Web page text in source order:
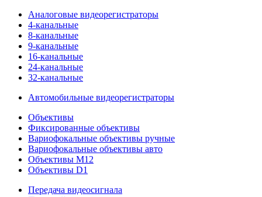
Аналоговые видеорегистраторы
4-канальные
8-канальные
9-канальные
16-канальные
24-канальные
32-канальные
Автомобильные видеорегистраторы
Объективы
Фиксированные объективы
Вариофокальные объективы ручные
Вариофокальные объективы авто
Объективы M12
Объективы D1
Передача видеосигнала